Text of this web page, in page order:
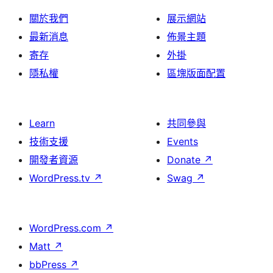
關於我們
最新消息
寄存
隱私權
展示網站
佈景主題
外掛
區塊版面配置
Learn
技術支援
開發者資源
WordPress.tv ↗
共同參與
Events
Donate ↗
Swag ↗
WordPress.com ↗
Matt ↗
bbPress ↗